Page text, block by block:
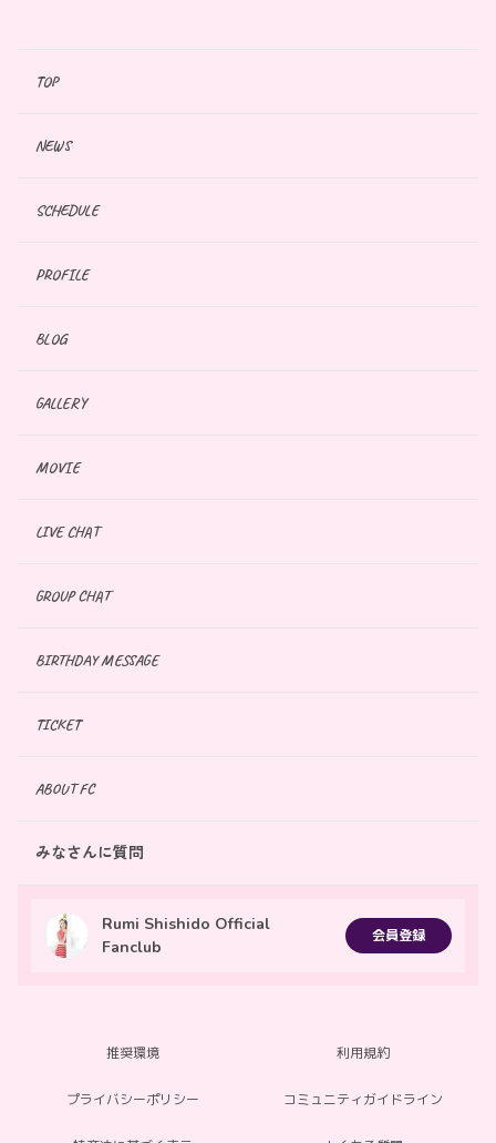
TOP
NEWS
SCHEDULE
PROFILE
BLOG
GALLERY
MOVIE
LIVE CHAT
GROUP CHAT
BIRTHDAY MESSAGE
TICKET
ABOUT FC
みなさんに質問
Rumi Shishido Official
Fanclub
会員登録
推奨環境 利用規約
プライバシーポリシー コミュニティガイドライン